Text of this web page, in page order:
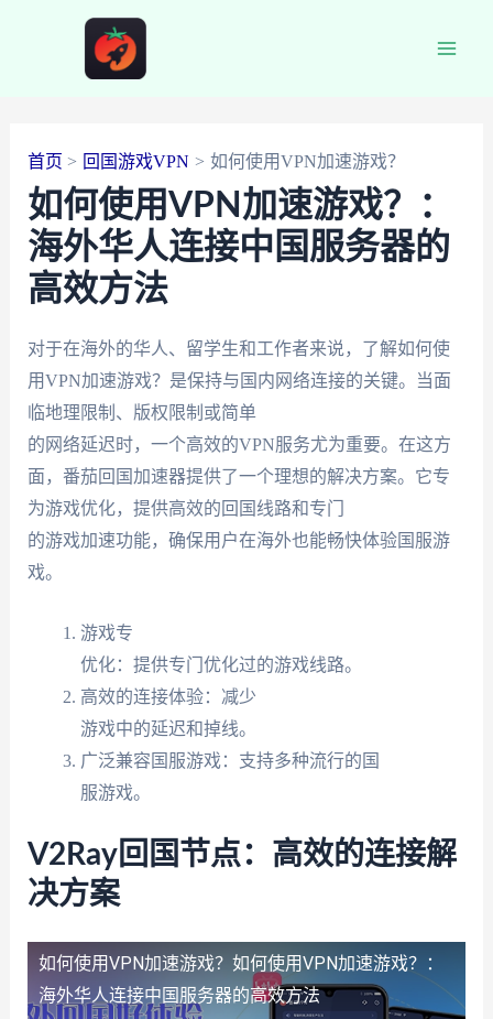
首页 回国游戏VPN 如何使用VPN加速游戏？
如何使用VPN加速游戏？：
海外华人连接中国服务器的
高效方法
对于在海外的华人、留学生和工作者来说，了解如何使
用VPN加速游戏？是保持与国内网络连接的关键。当面
临地理限制、版权限制或简单
的网络延迟时，一个高效的VPN服务尤为重要。在这方
面，番茄回国加速器提供了一个理想的解决方案。它专
为游戏优化，提供高效的回国线路和专门
的游戏加速功能，确保用户在海外也能畅快体验国服游
戏。
游戏专
优化：提供专门优化过的游戏线路。
高效的连接体验：减少
游戏中的延迟和掉线。
广泛兼容国服游戏：支持多种流行的国
服游戏。
V2Ray回国节点：高效的连接解
决方案
如何使用VPN加速游戏？ 如何使用VPN加速游戏？：
海外华人连接中国服务器的高效方法